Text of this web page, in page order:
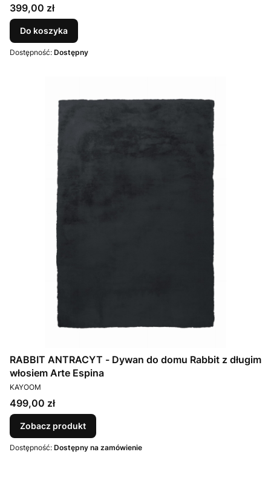
Cena
399,00 zł
Do koszyka
Dostępność: Dostępny
RABBIT ANTRACYT - Dywan do domu Rabbit z długim
włosiem Arte Espina
PRODUCENT
KAYOOM
Cena
499,00 zł
Zobacz produkt
Dostępność: Dostępny na zamówienie